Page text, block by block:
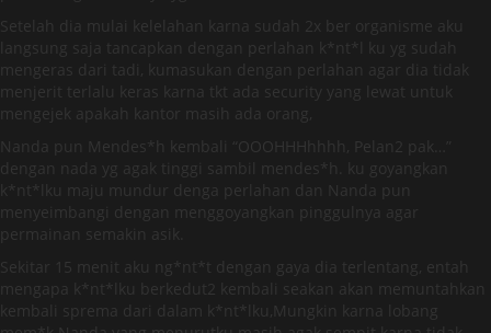
Setelah dia mulai kelelahan karna sudah 2x ber organisme aku
langsung saja tancapkan dengan perlahan k*nt*l ku yg sudah
mengeras dari tadi, kumasukan dengan perlahan agar dia tidak
menjerit terlalu keras karna tkt ada security yang lewat untuk
mengejek apakah kantor masih ada orang,
Nanda pun Mendes*h kembali “OOOHHHhhhh, Pelan2 pak…”
dengan nada yg agak tinggi sambil mendes*h. ku goyangkan
k*nt*lku maju mundur denga perlahan dan Nanda pun
menyeimbangi dengan menggoyangkan pinggulnya agar
permainan semakin asik.
Sekitar 15 menit aku ng*nt*t dengan gaya dia terlentang, entah
mengapa k*nt*lku berkedut2 kembali seakan akan memuntahkan
kembali sprema dari dalam k*nt*lku,Mungkin karna lobang